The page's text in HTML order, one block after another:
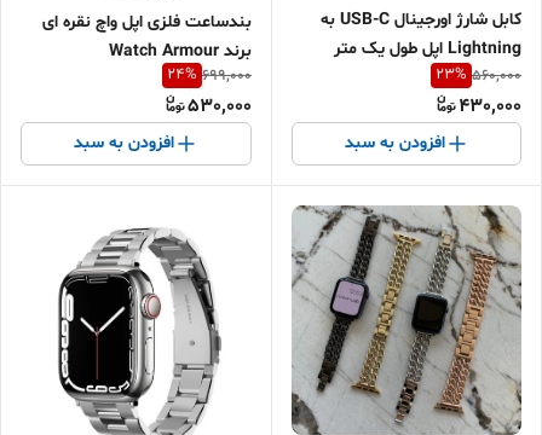
کابل شارژ اورجینال USB-C به
Lightning اپل طول یک متر
560,000
23%
430,000
افزودن به سبد
بندساعت فلزی اپل واچ نقره ای
برند Watch Armour
699,000
24%
530,000
افزودن به سبد